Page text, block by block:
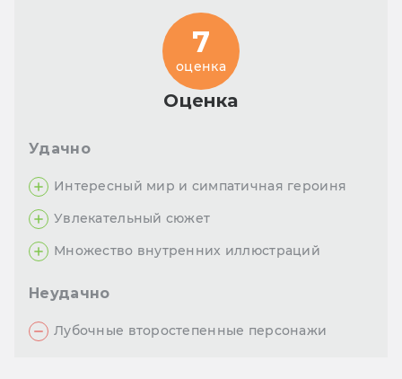
Оценка
7
оценка
Удачно
Интересный мир и симпатичная героиня
Увлекательный сюжет
Множество внутренних иллюстраций
Неудачно
Лубочные второстепенные персонажи